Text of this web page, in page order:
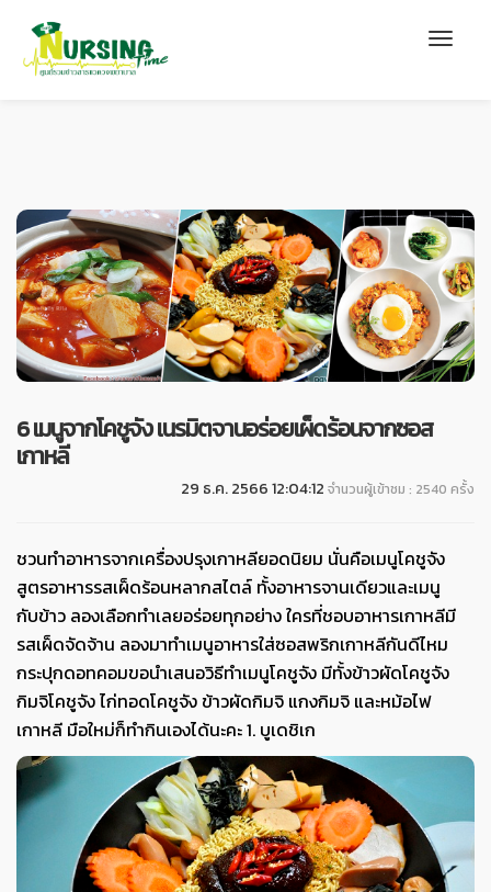
6 เมนูจากโคชูจัง เนรมิตจานอร่อยเผ็ดร้อนจากซอส
เกาหลี
29 ธ.ค. 2566 12:04:12 จำนวนผู้เข้าชม : 2540 ครั้ง
ชวนทำอาหารจากเครื่องปรุงเกาหลียอดนิยม นั่นคือเมนูโคชูจัง
สูตรอาหารรสเผ็ดร้อนหลากสไตล์ ทั้งอาหารจานเดียวและเมนู
กับข้าว ลองเลือกทำเลยอร่อยทุกอย่าง ใครที่ชอบอาหารเกาหลีมี
รสเผ็ดจัดจ้าน ลองมาทำเมนูอาหารใส่ซอสพริกเกาหลีกันดีไหม
กระปุกดอทคอมขอนำเสนอวิธีทำเมนูโคชูจัง มีทั้งข้าวผัดโคชูจัง
กิมจิโคชูจัง ไก่ทอดโคชูจัง ข้าวผัดกิมจิ แกงกิมจิ และหม้อไฟ
เกาหลี มือใหม่ก็ทำกินเองได้นะคะ 1. บูเดชิเก